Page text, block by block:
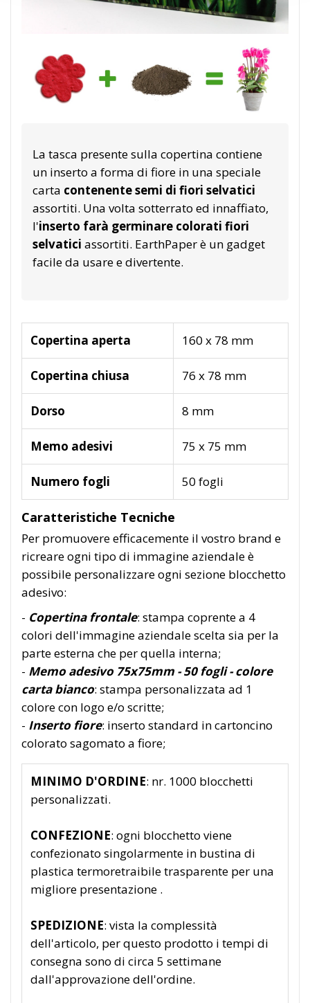
La tasca presente sulla copertina contiene
un inserto a forma di fiore in una speciale
carta contenente semi di fiori selvatici
assortiti. Una volta sotterrato ed innaffiato,
l'inserto farà germinare colorati fiori
selvatici assortiti. EarthPaper è un gadget
facile da usare e divertente.
Copertina aperta 160 x 78 mm
Copertina chiusa 76 x 78 mm
Dorso 8 mm
Memo adesivi 75 x 75 mm
Numero fogli 50 fogli
Caratteristiche Tecniche
Per promuovere efficacemente il vostro brand e
ricreare ogni tipo di immagine aziendale è
possibile personalizzare ogni sezione blocchetto
adesivo:
- Copertina frontale: stampa coprente a 4
colori dell'immagine aziendale scelta sia per la
parte esterna che per quella interna;
- Memo adesivo 75x75mm - 50 fogli - colore
carta bianco: stampa personalizzata ad 1
colore con logo e/o scritte;
- Inserto fiore: inserto standard in cartoncino
colorato sagomato a fiore;
MINIMO D'ORDINE: nr. 1000 blocchetti
personalizzati.
CONFEZIONE: ogni blocchetto viene
confezionato singolarmente in bustina di
plastica termoretraibile trasparente per una
migliore presentazione .
SPEDIZIONE: vista la complessità
dell'articolo, per questo prodotto i tempi di
consegna sono di circa 5 settimane
dall'approvazione dell'ordine.